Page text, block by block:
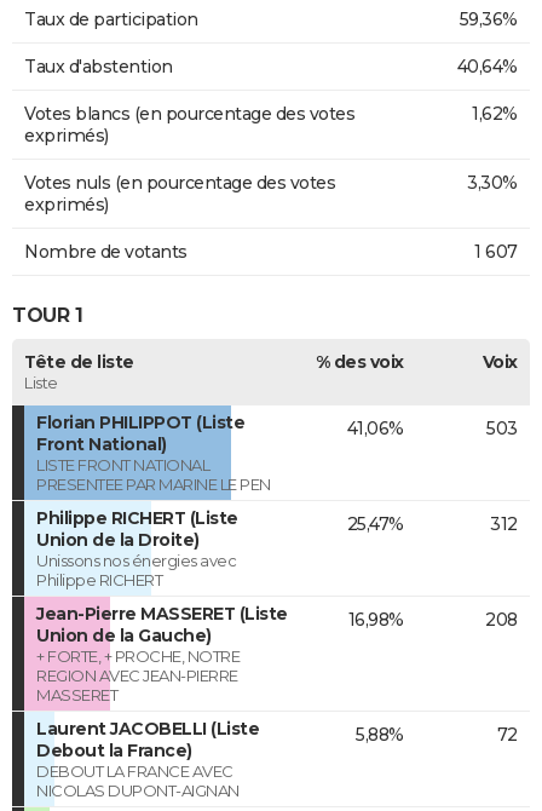
Taux de participation 59,36%
Taux d'abstention 40,64%
Votes blancs (en pourcentage des votes
exprimés)
1,62%
Votes nuls (en pourcentage des votes
exprimés)
3,30%
Nombre de votants 1 607
TOUR 1
Tête de liste
Liste
% des voix Voix
Florian PHILIPPOT (Liste
Front National)
LISTE FRONT NATIONAL
PRESENTEE PAR MARINE LE PEN
41,06% 503
Philippe RICHERT (Liste
Union de la Droite)
Unissons nos énergies avec
Philippe RICHERT
25,47% 312
Jean-Pierre MASSERET (Liste
Union de la Gauche)
+ FORTE, + PROCHE, NOTRE
REGION AVEC JEAN-PIERRE
MASSERET
16,98% 208
Laurent JACOBELLI (Liste
Debout la France)
DEBOUT LA FRANCE AVEC
NICOLAS DUPONT-AIGNAN
5,88% 72